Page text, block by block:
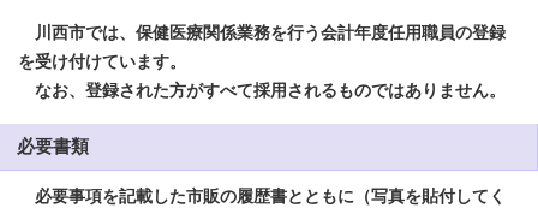
川西市では、保健医療関係業務を行う会計年度任用職員の登録
を受け付けています。
なお、登録された方がすべて採用されるものではありません。
必要書類
必要事項を記載した市販の履歴書とともに（写真を貼付してく